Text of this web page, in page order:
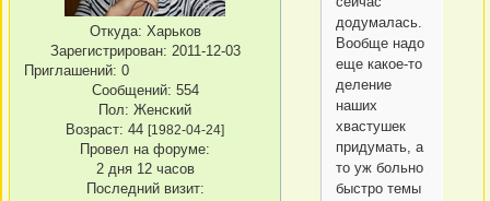
Откуда: Харьков
Зарегистрирован: 2011-12-03
Приглашений: 0
Сообщений: 554
Пол: Женский
Возраст: 44 [1982-04-24]
Провел на форуме:
2 дня 12 часов
Последний визит:
додумалась.
Вообще надо
еще какое-то
деление
наших
хвастушек
придумать, а
то уж больно
быстро темы